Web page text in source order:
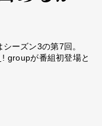
ーズン3の第7回。
groupが番組初登場と